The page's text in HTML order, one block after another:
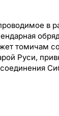
в
томичам
Руси,